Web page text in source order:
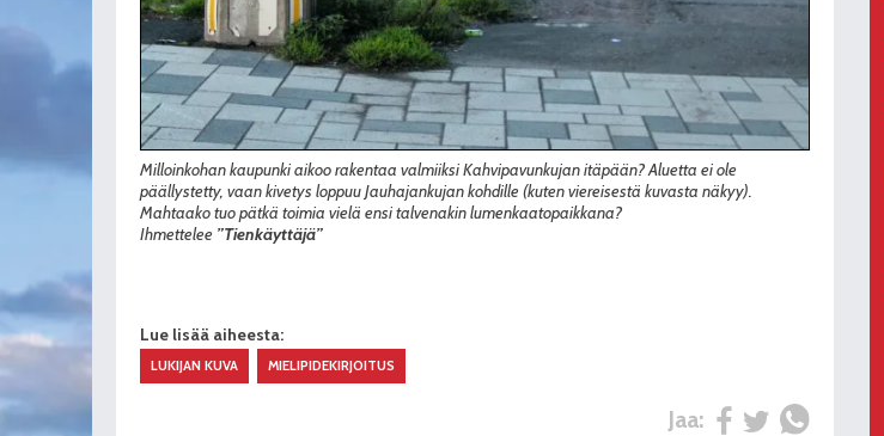
Milloinkohan kaupunki aikoo rakentaa valmiiksi Kahvipavunkujan itäpään? Aluetta ei ole
päällystetty, vaan kivetys loppuu Jauhajankujan kohdille (kuten viereisestä kuvasta näkyy).
Mahtaako tuo pätkä toimia vielä ensi talvenakin lumenkaatopaikkana?
Ihmettelee ”Tienkäyttäjä”
Lue lisää aiheesta:
LUKIJAN KUVA MIELIPIDEKIRJOITUS
Jaa: